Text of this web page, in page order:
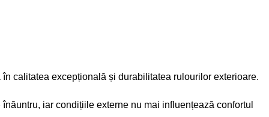
calitatea excepțională și durabilitatea rulourilor exterioare.
iar condițiile externe nu mai influențează confortul